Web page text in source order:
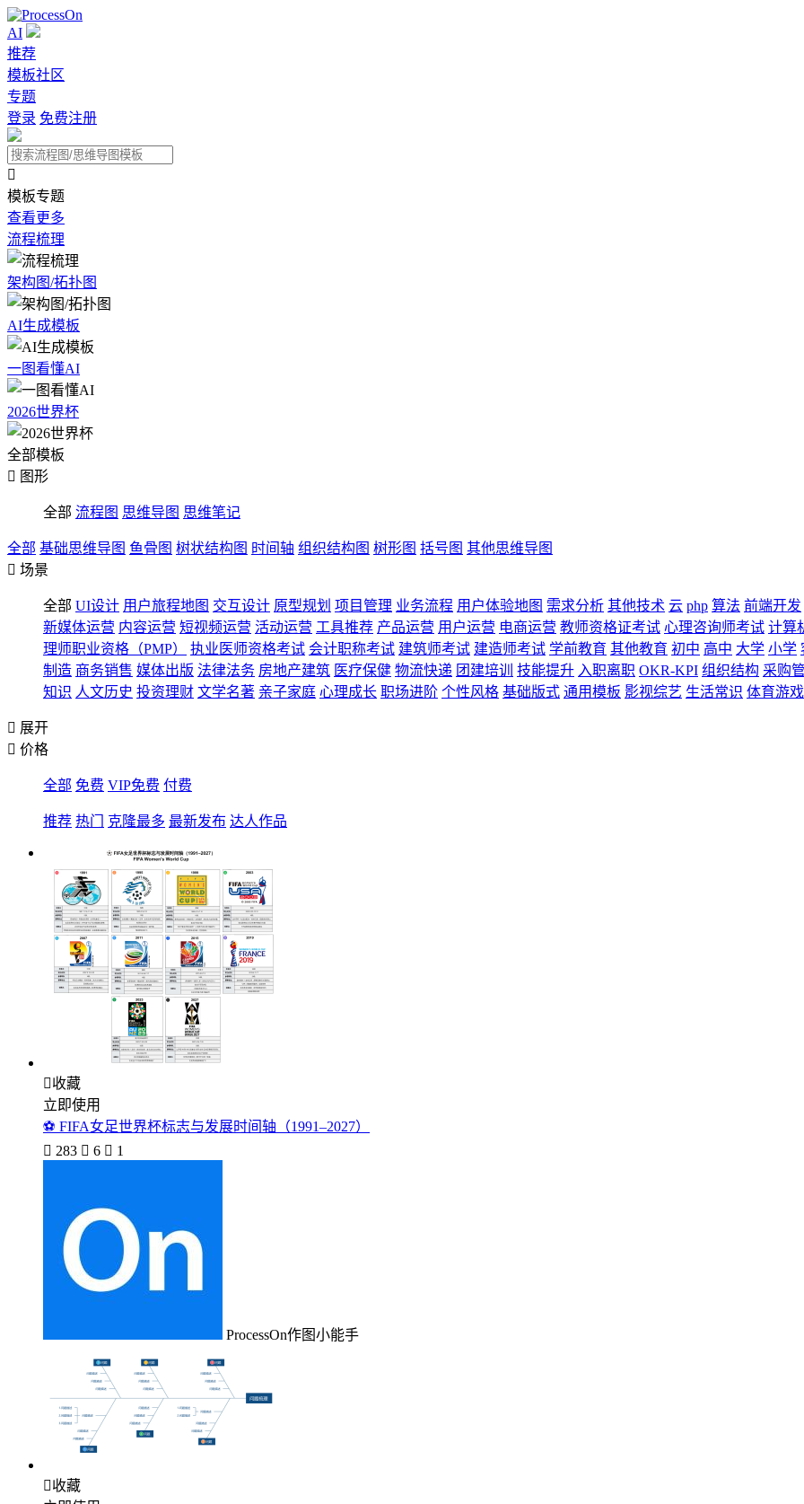
AI
推荐
模板社区
专题
登录 免费注册

模板专题
查看更多
流程梳理
架构图/拓扑图
AI生成模板
一图看懂AI
2026世界杯
全部模板
 图形
全部 流程图 思维导图 思维笔记
全部 基础思维导图 鱼骨图 树状结构图 时间轴 组织结构图 树形图 括号图 其他思维导图
 场景
全部 UI设计 用户旅程地图 交互设计 原型规划 项目管理 业务流程 用户体验地图 需求分析 其他技术 云 php 算法 前端开发
新媒体运营 内容运营 短视频运营 活动运营 工具推荐 产品运营 用户运营 电商运营 教师资格证考试 心理咨询师考试 计算
理师职业资格（PMP）
执业医师资格考试 会计职称考试 建筑师考试 建造师考试 学前教育 其他教育 初中 高中 大学 小学
制造 商务销售 媒体出版 法律法务 房地产建筑 医疗保健 物流快递 团建培训 技能提升 入职离职 OKR-KPI 组织结构 采购
知识 人文历史 投资理财 文学名著 亲子家庭 心理成长 职场进阶 个性风格 基础版式 通用模板 影视综艺 生活常识 体育游戏
 展开
 价格
全部 免费 VIP免费 付费
推荐 热门 克隆最多 最新发布 达人作品
收藏
立即使用
⚽ FIFA女足世界杯标志与发展时间轴（1991–2027）
 283  6  1
ProcessOn作图小能手
收藏